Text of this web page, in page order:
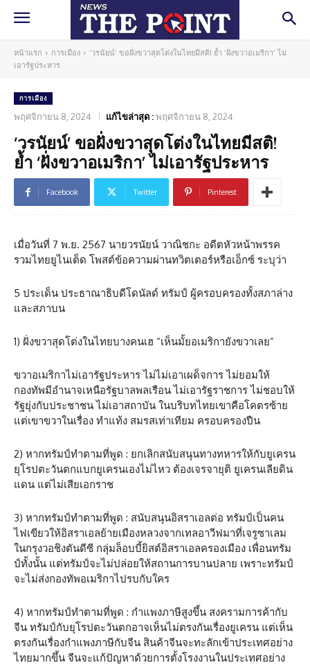
หน้าแรก การเมือง
‘วรนัยน์’ ขอฝั่งขวาสุดโต่งในไทยมีสติ! ย้ำ ‘ฝั่งขวาอเมริกา’ ไม่
เอารัฐประหาร
การเมือง
พฤศจิกายน 8, 2024 แก้ไขล่าสุด :พฤศจิกายน 8, 2024
‘วรนัยน์’ ขอฝั่งขวาสุดโต่งในไทยมีสติ!
ย้ำ ‘ฝั่งขวาอเมริกา’ ไม่เอารัฐประหาร
Facebook Twitter Pinterest
เมื่อวันที่ 7 พ.ย. 2567 นายวรนัยน์ วาณิชกะ อดีตหัวหน้าพรรค
รวมไทยยูไนเต็ด โพสต์ข้อความผ่านทวิตเตอร์หรือเอ็กซ์ ระบุว่า
5 ประเด็น ประธาณาธิบดีโดนัลด์ ทรัมป์ ผู้ครอบครองทั้งสภาล่าง
และสภาบน
1) ฝั่งขวาสุดโต่งในไทยบางคนเฮ “เห็นมั้ยอเมริกายังขวาเลย”
ขวาอเมริกาไม่เอารัฐประหาร ไม่ไม่เอาเผด็จการ ไม่ยอมให้
กองทัพมีอำนาจเหนือรัฐบาลพลเรือน ไม่เอารัฐราชการ ไม่ชอบให้
รัฐยุ่งกับประชาชน ไม่เอาสถาบัน ในบริบทไทยเขาคือโคตรซ้าย
แต่เขาขวาในเรื่อง ทำแท้ง สมรสเท่าเทียม ครอบครองปืน
2) หากทรัมป์ทําตามที่พูด : ยกเลิกสนับสนุนทางทหารให้กับยูเครน
ยุโรปตะวันตกแบกยูเครนเองไม่ไหว ต้องเจรจายุติ ยูเครนเลียดิน
แดน แต่ไม่เสียเอกราช
3) หากทรัมป์ทําตามที่พูด : สนับสนุนอิสราเอลต่อ ทรัมป์เป็นคน
ไฟเขียวให้อิสราเอลย้ายเมืองหลวงจากเทลอาวีฟมาที่เจรูซาเลม
ในกรุงวอชิงตันดีซี กลุ่มล็อบบี้ยิสต์อิสราเอลครองเมือง เพื่อนทรัม
ป์ทั้งนั้น แต่ทรัมป์จะไม่ปล่อยให้สถานการบานปลาย เพราะทรัมป์
จะไม่ส่งกองทัพอเมริกาไปรบกับใคร
4) หากทรัมป์ทําตามที่พูด : กำแพงภาษีสูงขึ้น สงครามการค้ากับ
จีน ทรัมป์กับยุโรปตะวันตกอาจเห็นไม่ตรงกันเรื่องยูเครน แต่เห็น
ตรงกันเรื่องกำแพงภาษีกับจีน สินค้าจีนจะทะลักเข้าประเทศอย่าง
ไทยมากขึ้น จีนจะแก้ปัญหาด้วยการตั้งโรงงานในประเทศอย่าง